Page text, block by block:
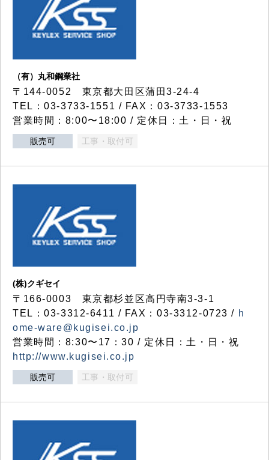
（有）丸和鋼業社
〒144-0052 東京都大田区蒲田3-24-4
TEL：03-3733-1551 / FAX：03-3733-1553
営業時間：8:00〜18:00 / 定休日：土・日・祝
販売可 工事・取付可
(株)クギセイ
〒166-0003 東京都杉並区高円寺南3-3-1
TEL：03-3312-6411 / FAX：03-3312-0723 / h
ome-ware@kugisei.co.jp
営業時間：8:30〜17：30 / 定休日：土・日・祝
http://www.kugisei.co.jp
販売可 工事・取付可